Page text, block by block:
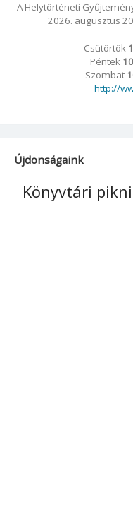
A Helytörténeti
2026. augusztus
Csütörtök
Péntek
Szombat
http://
Újdonságaink
Könyvtári